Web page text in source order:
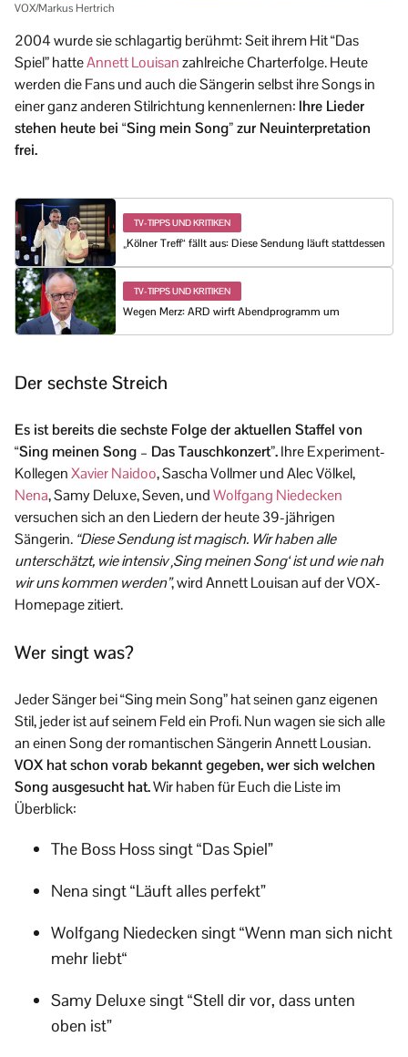
VOX/Markus Hertrich
2004 wurde sie schlagartig berühmt: Seit ihrem Hit “Das
Spiel” hatteAnnett Louisanzahlreiche Charterfolge. Heute
werden die Fans und auch die Sängerin selbst ihre Songs in
einer ganz anderen Stilrichtung kennenlernen: Ihre Lieder
stehen heute bei “Sing mein Song” zur Neuinterpretation
frei.
TV-TIPPS UND KRITIKEN
„Kölner Treff“ fällt aus: Diese Sendung läuft stattdessen
TV-TIPPS UND KRITIKEN
Wegen Merz: ARD wirft Abendprogramm um
Der sechste Streich
Es ist bereits die sechste Folge der aktuellen Staffel von
“Sing meinen Song – Das Tauschkonzert”.Ihre Experiment-
KollegenXavier Naidoo, Sascha Vollmer und Alec Völkel,
Nena, Samy Deluxe, Seven, undWolfgang Niedecken
versuchen sich an den Liedern der heute 39-jährigen
Sängerin. “Diese Sendung ist magisch. Wir haben alle
unterschätzt, wie intensiv ‚Sing meinen Song‘ ist und wie nah
wir uns kommen werden”, wird Annett Louisan auf der VOX-
Homepage zitiert.
Wer singt was?
Jeder Sänger bei “Sing mein Song” hat seinen ganz eigenen
Stil, jeder ist auf seinem Feld ein Profi. Nun wagen sie sich alle
an einen Song der romantischen Sängerin Annett Lousian.
VOX hat schon vorab bekannt gegeben, wer sich welchen
Song ausgesucht hat.Wir haben für Euch die Liste im
Überblick:
The Boss Hoss singt “Das Spiel”
Nena singt “Läuft alles perfekt”
Wolfgang Niedecken singt “Wenn man sich nicht
mehr liebt“
Samy Deluxe singt “Stell dir vor, dass unten
oben ist”